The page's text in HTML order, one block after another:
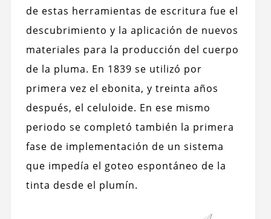
de estas herramientas de escritura fue el
descubrimiento y la aplicación de nuevos
materiales para la producción del cuerpo
de la pluma. En 1839 se utilizó por
primera vez el ebonita, y treinta años
después, el celuloide. En ese mismo
periodo se completó también la primera
fase de implementación de un sistema
que impedía el goteo espontáneo de la
tinta desde el plumín.